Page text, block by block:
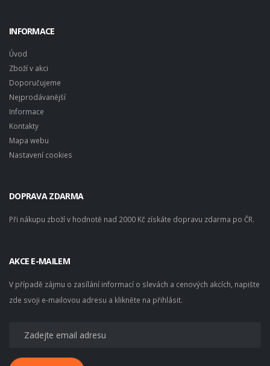
INFORMACE
Úvod
Zboží v akci
Doporučujeme
Nejprodávanější
Informace
Kontakty
Mapa webu
Nastavení cookies
DOPRAVA ZDARMA
Při nákupu zboží v hodnotě nad 2000 Kč získáte dopravu zdarma po ČR.
AKCE E-MAILEM
V případě zájmu o zasílání informací o slevách a cenových akcích, napište
zde svoji e-mailovou adresu a klikněte na přihlásit.